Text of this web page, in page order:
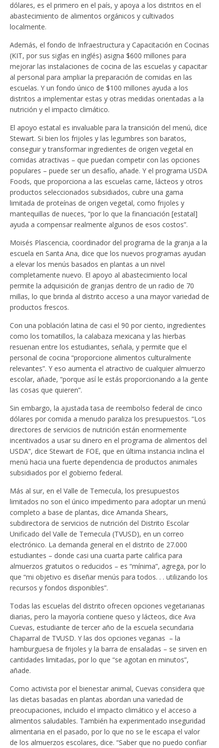
dólares, es el primero en el país, y apoya a los distritos en el
abastecimiento de alimentos orgánicos y cultivados
localmente.
Además, el fondo de Infraestructura y Capacitación en Cocinas
(KIT, por sus siglas en inglés) asigna $600 millones para
mejorar las instalaciones de cocina de las escuelas y capacitar
al personal para ampliar la preparación de comidas en las
escuelas. Y un fondo único de $100 millones ayuda a los
distritos a implementar estas y otras medidas orientadas a la
nutrición y el impacto climático.
El apoyo estatal es invaluable para la transición del menú, dice
Stewart. Si bien los frijoles y las legumbres son baratos,
conseguir y transformar ingredientes de origen vegetal en
comidas atractivas – que puedan competir con las opciones
populares – puede ser un desafío, añade. Y el programa USDA
Foods, que proporciona a las escuelas carne, lácteos y otros
productos seleccionados subsidiados, cubre una gama
limitada de proteínas de origen vegetal, como frijoles y
mantequillas de nueces, “por lo que la financiación [estatal]
ayuda a compensar realmente algunos de esos costos”.
Moisés Plascencia, coordinador del programa de la granja a la
escuela en Santa Ana, dice que los nuevos programas ayudan
a elevar los menús basados ​​en plantas a un nivel
completamente nuevo. El apoyo al abastecimiento local
permite la adquisición de granjas dentro de un radio de 70
millas, lo que brinda al distrito acceso a una mayor variedad de
productos frescos.
Con una población latina de casi el 90 por ciento, ingredientes
como los tomatillos, la calabaza mexicana y las hierbas
resuenan entre los estudiantes, señala, y permite que el
personal de cocina “proporcione alimentos culturalmente
relevantes”. Y eso aumenta el atractivo de cualquier almuerzo
escolar, añade, “porque así le estás proporcionando a la gente
las cosas que quieren”.
Sin embargo, la ajustada tasa de reembolso federal de cinco
dólares por comida a menudo paraliza los presupuestos. “Los
directores de servicios de nutrición están enormemente
incentivados a usar su dinero en el programa de alimentos del
USDA”, dice Stewart de FOE, que en última instancia inclina el
menú hacia una fuerte dependencia de productos animales
subsidiados por el gobierno federal.
Más al sur, en el Valle de Temecula, los presupuestos
limitados no son el único impedimento para adoptar un menú
completo a base de plantas, dice Amanda Shears,
subdirectora de servicios de nutrición del Distrito Escolar
Unificado del Valle de Temecula (TVUSD), en un correo
electrónico. La demanda general en el distrito de 27.000
estudiantes – donde casi una cuarta parte califica para
almuerzos gratuitos o reducidos – es “mínima”, agrega, por lo
que “mi objetivo es diseñar menús para todos. . . utilizando los
recursos y fondos disponibles”.
Todas las escuelas del distrito ofrecen opciones vegetarianas
diarias, pero la mayoría contiene queso y lácteos, dice Ava
Cuevas, estudiante de tercer año de la escuela secundaria
Chaparral de TVUSD. Y las dos opciones veganas – la
hamburguesa de frijoles y la barra de ensaladas – se sirven en
cantidades limitadas, por lo que “se agotan en minutos”,
añade.
Como activista por el bienestar animal, Cuevas considera que
las dietas basadas en plantas abordan una variedad de
preocupaciones, incluido el impacto climático y el acceso a
alimentos saludables. También ha experimentado inseguridad
alimentaria en el pasado, por lo que no se le escapa el valor
de los almuerzos escolares, dice. “Saber que no puedo confiar